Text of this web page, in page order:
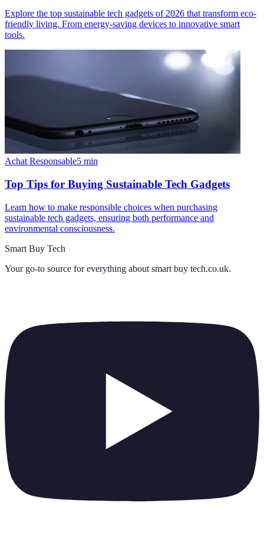
Explore the top sustainable tech gadgets of 2026 that transform eco-
friendly living. From energy-saving devices to innovative smart
tools.
Achat Responsable5 min
Top Tips for Buying Sustainable Tech Gadgets
Learn how to make responsible choices when purchasing
sustainable tech gadgets, ensuring both performance and
environmental consciousness.
Smart Buy Tech
Your go-to source for everything about smart buy tech.co.uk.